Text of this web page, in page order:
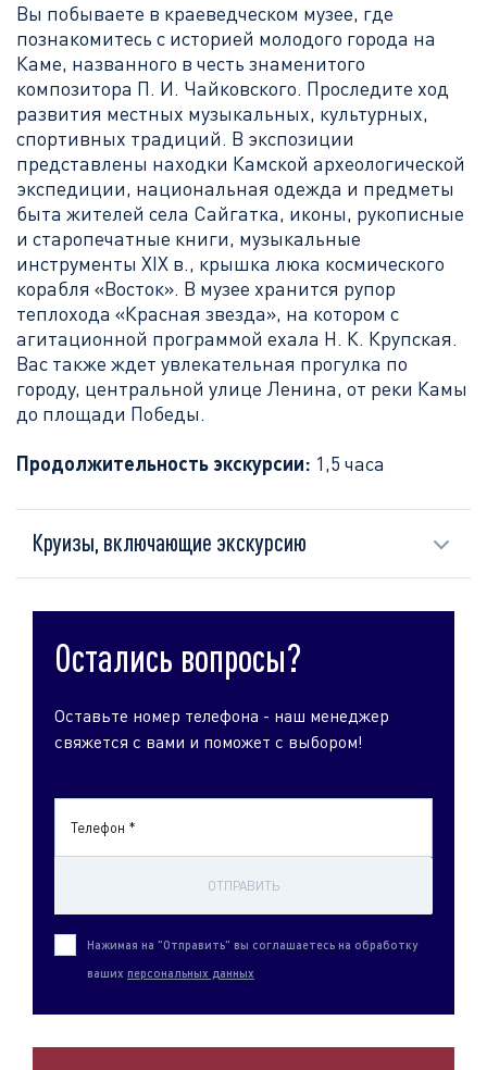
Вы побываете в краеведческом музее, где
познакомитесь с историей молодого города на
Каме, названного в честь знаменитого
композитора П. И. Чайковского. Проследите ход
развития местных музыкальных, культурных,
спортивных традиций. В экспозиции
представлены находки Камской археологической
экспедиции, национальная одежда и предметы
быта жителей села Сайгатка, иконы, рукописные
и старопечатные книги, музыкальные
инструменты XIX в., крышка люка космического
корабля «Восток». В музее хранится рупор
теплохода «Красная звезда», на котором с
агитационной программой ехала Н. К. Крупская.
Вас также ждет увлекательная прогулка по
городу, центральной улице Ленина, от реки Камы
до площади Победы.
Продолжительность экскурсии: 1,5 часа
Круизы, включающие экскурсию
Остались вопросы?
Оставьте номер телефона - наш менеджер
свяжется с вами и поможет с выбором!
Телефон *
ОТПРАВИТЬ
Нажимая на "Отправить" вы соглашаетесь на обработку
ваших персональных данных